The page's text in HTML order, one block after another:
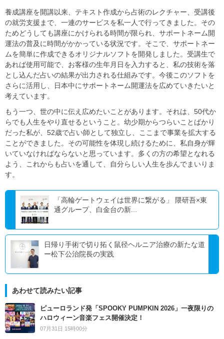
養成講座を開講以来、テキスト作成から占術のレクチャー、受講後
の就労支援まで、一連のサービスを私一人で行ってきました。その
ためどうしても講座にかけられる時間が限られ、サポートネーム開
運法の普及に時間がかかっている状況です。そこで、サポートネー
ムを簡単に作成できるオリジナルソフトを開発しました。受講生で
あれば使用可能で、お客様の生年月日を入力すると、私の技術を落
とし込んだ占いの結果が出力される仕組みです。今後このソフトを
さらに活用し、日本中にサポートネーム開運法を広めていきたいと
考えています。
もう一つ、世の中に伝え広めたいことがあります。それは、50代か
らでも人生をやり直せるということ。幼少期からつらいことばかり
だった私が、52歳で占い師として独立し、ここまで事業を拡大する
ことができました。その可能性を体現し続けるために、私自身が輝
いていなければならないと思っています。多くの方の希望となれる
よう、これからも占いを通して、自分らしい人生を歩んでまいりま
す。
「高輪ゲートウェイは世界に繋がる」 隈研吾×東
通グループ、白金台の新...
日帰り手術で切り拓く鼠径ヘルニア治療の新たな道
ー松下公治院長の実践
あわせて読みたい記事
ピューロランド発「SPOOKY PUMPKIN 2026」一夜限りの
ハロウィーン音楽フェス開催決定！
07月31日 15時00分